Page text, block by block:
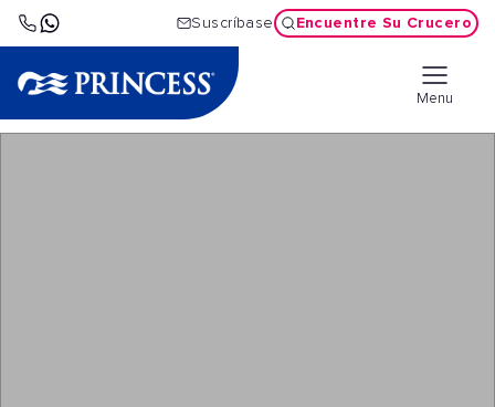
Suscríbase Encuentre Su Crucero
Menu